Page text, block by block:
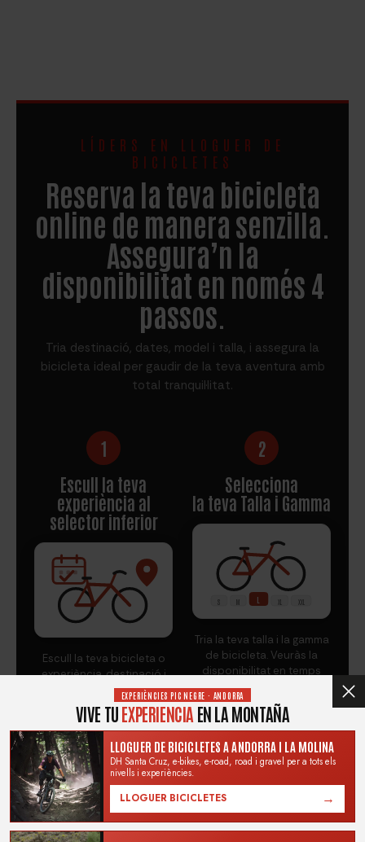
LÍDERS EN LLOGUER DE
BICICLETES
Reserva la teva bicicleta
online de manera senzilla.
Assegura’n la
disponibilitat en només 4
passos.
Tria destinació, dates, model i talla, i assegura la
bicicleta ideal per gaudir de la teva aventura amb
total tranquil·litat.
1
Escull la teva
experiència al
selector inferior
Escull la teva bicicleta o
experiència, destinació i
data al selector i prem
"Lloga ara".
2
Selecciona
la teva Talla i Gamma
S M XL XXL
Tria la teva talla i la gamma
de bicicleta. Veuràs la
disponibilitat en temps
Completa
tu reserva
4
Rep la informació de
la reserva al teu
email
EXPERIÈNCIES PIC NEGRE · ANDORRA
VIVE TUEXPERIENCIA EN LA MONTAÑA
LLOGUER DE BICICLETES A ANDORRA I LA MOLINA
DH Santa Cruz, e-bikes, e-road, road i gravel per a tots els
nivells i experiències.
LLOGUER BICICLETES
→